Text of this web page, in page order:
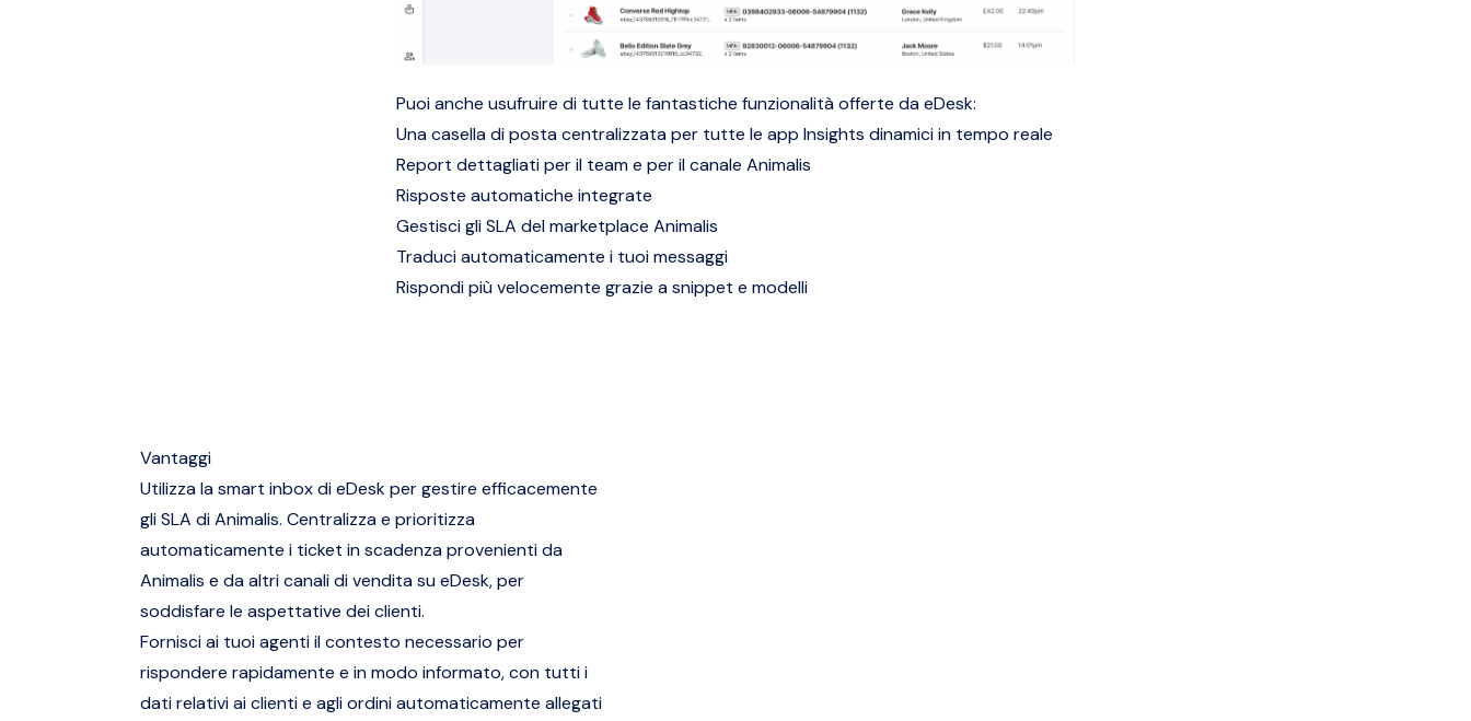
Puoi anche usufruire di tutte le fantastiche funzionalità offerte da eDesk:
Una casella di posta centralizzata per tutte le app Insights dinamici in tempo reale
Report dettagliati per il team e per il canale Animalis
Risposte automatiche integrate
Gestisci gli SLA del marketplace Animalis
Traduci automaticamente i tuoi messaggi
Rispondi più velocemente grazie a snippet e modelli
Vantaggi
Utilizza la smart inbox di eDesk per gestire efficacemente
gli SLA di Animalis. Centralizza e prioritizza
automaticamente i ticket in scadenza provenienti da
Animalis e da altri canali di vendita su eDesk, per
soddisfare le aspettative dei clienti.
Fornisci ai tuoi agenti il contesto necessario per
rispondere rapidamente e in modo informato, con tutti i
dati relativi ai clienti e agli ordini automaticamente allegati